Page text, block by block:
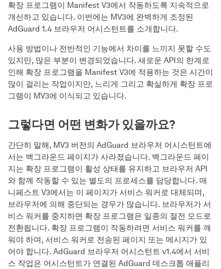
확장 프로그램이 Manifest V3에서 작동하도록 지속적으로
개선하고 있습니다. 이번에는 MV3에 완벽하게 조정된
AdGuard 1.4 브라우저 어시스턴트를 소개합니다.
사용 방법이나 전반적인 기능에서 차이를 느끼지 못할 수도
있지만, 많은 부분이 변경되었습니다. 새로운 API의 한계로
인해 확장 프로그램을 Manifest V3에 적용하는 것은 시간이
많이 걸리는 작업이지만, 느리게 그리고 확실하게 확장 프로
그램이 MV3에 이식되고 있습니다.
그렇다면 어떤 변화가 있을까요?
간단히 말해, MV3 버전의 AdGuard 브라우저 어시스턴트에
서는 백그라운드 페이지가 사라졌습니다. 백그라운드 페이
지는 확장 프로그램이 활성 상태를 유지하고 브라우저 API
와 함께 작동할 수 있는 별도의 프로세스를 담당합니다. 매
니페스트 V3에서는 이 페이지가 서비스 워커로 대체되며,
브라우저에 의해 중단되는 경우가 많습니다. 브라우저가 서
비스 워커를 중지하면 확장 프로그램은 일종의 절전 모드로
전환됩니다. 확장 프로그램이 작동하려면 서비스 워커를 깨
워야 하며, 서비스 워커로 전송된 페이지 또는 메시지가 있
어야 합니다. AdGuard 브라우저 어시스턴트 v1.4에서 서비
스 작업은 어시스턴트가 연결된 AdGuard 데스크톱 애플리